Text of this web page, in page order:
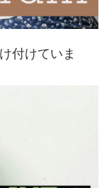
付けていま